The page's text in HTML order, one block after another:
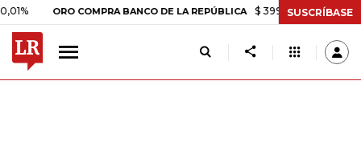
ORO COMPRA BANCO DE LA REPÚBLICA $ 399.745,16 +$ 2.295,71
SUSCRÍBASE